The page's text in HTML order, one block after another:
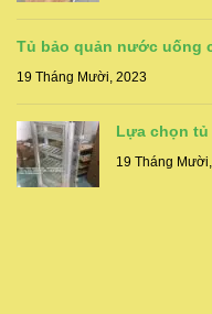
Tủ bảo quản nước uống
19 Tháng Mười, 2023
Lựa chọn
19 Tháng